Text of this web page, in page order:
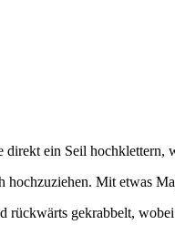
ein Seil hochklettern,
Mit etwas
gekrabbelt,